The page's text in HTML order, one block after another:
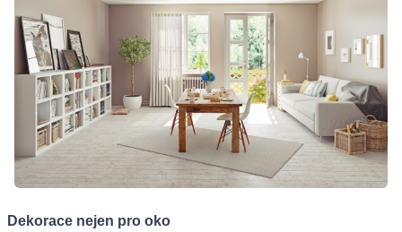
Dekorace nejen pro oko